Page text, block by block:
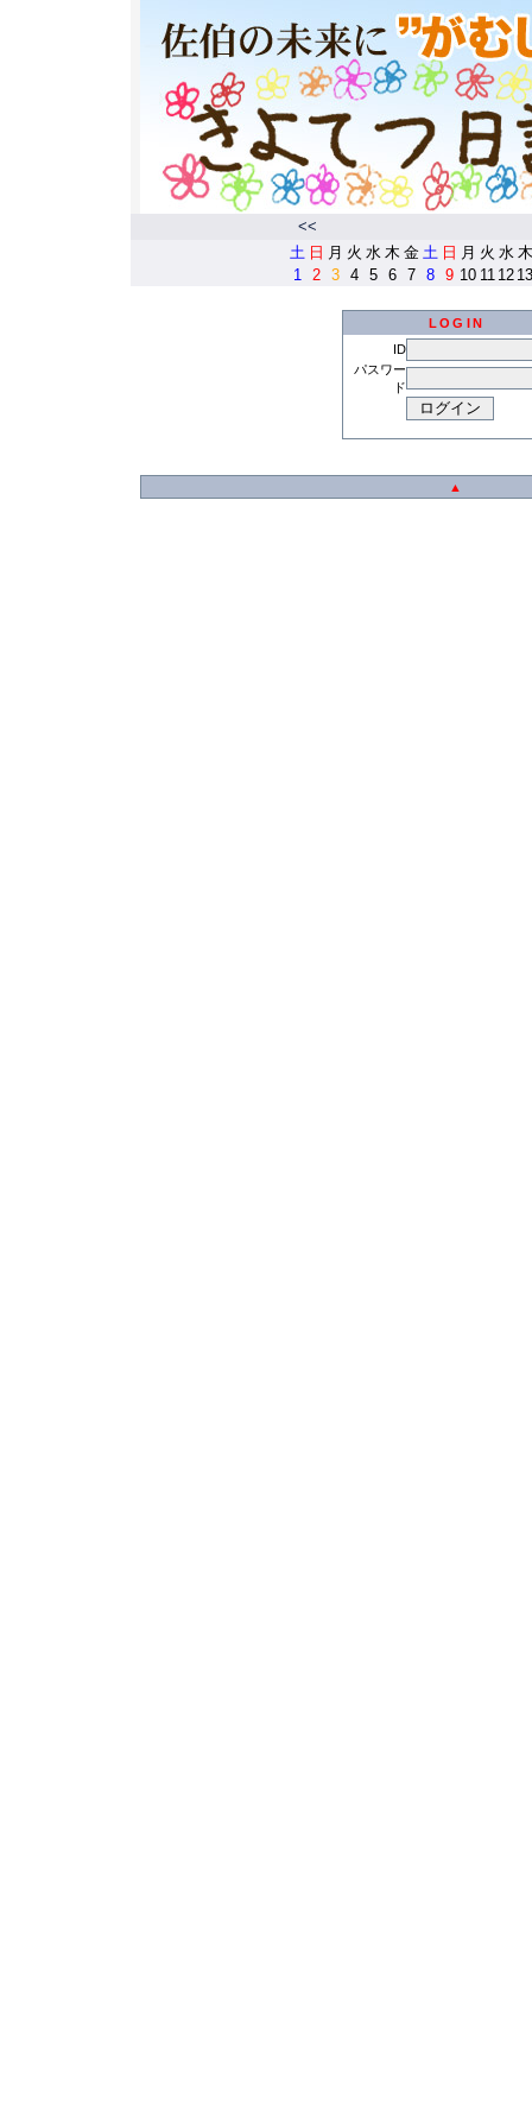
<<
土 日 月 火 水 木 金 土 日 月 火 水 木
1
2 3 4 5 6 7 8 9 10 11 12 13
LOGIN
ID
パスワー
ド
▲